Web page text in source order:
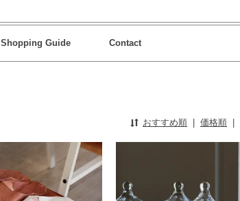
Shopping Guide Contact
おすすめ順 | 価格順 |